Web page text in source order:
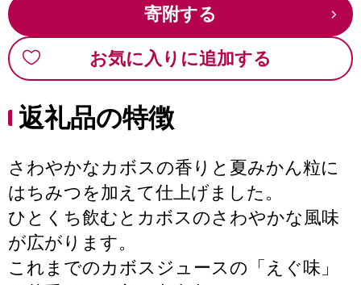
寄附する
お気に入りに追加する
返礼品の特徴
さわやかなカボスの香りと夏みかん粒に
はちみつを加えて仕上げました。
ひとくち飲むとカボスのさわやかな風味
が広がります。
これまでのカボスジュースの「えぐ味」